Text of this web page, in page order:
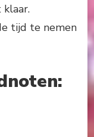
klaar.
tijd te nemen
: